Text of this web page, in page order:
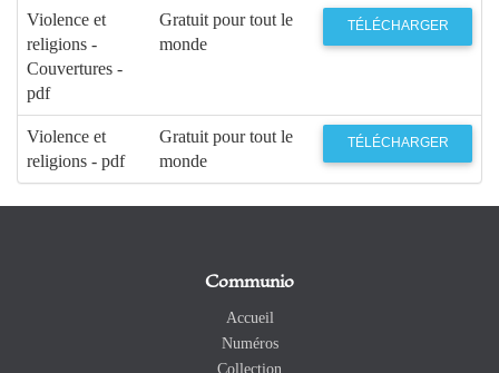
Violence et
religions -
Couvertures -
pdf
Gratuit pour tout le
monde
TÉLÉCHARGER
Violence et
religions - pdf
Gratuit pour tout le
monde
TÉLÉCHARGER
Communio
Accueil
Numéros
Collection